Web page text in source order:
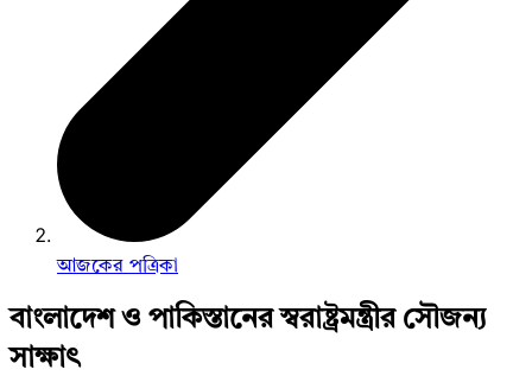
আজকের পত্রিকা
বাংলাদেশ ও পাকিস্তানের স্বরাষ্ট্রমন্ত্রীর সৌজন্য
সাক্ষাৎ